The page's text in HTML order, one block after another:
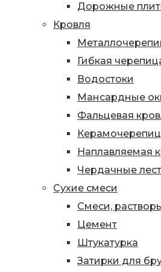
Дорожные
Кровля
Гибкая
Водостоки
Мансардные
Фальцевая
Наплавляемая
Чердачные
Сухие смеси
Смеси,
Цемент
Штукатурка
Затирки для